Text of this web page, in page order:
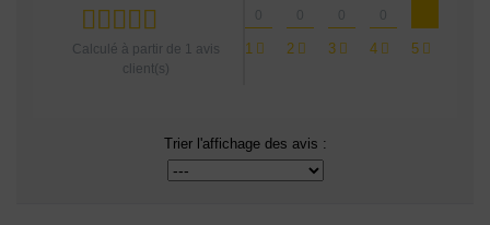
Calculé à partir de 1 avis
client(s)
1 2 3 4 5
Trier l'affichage des avis :